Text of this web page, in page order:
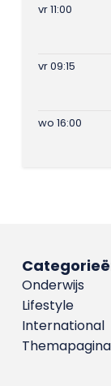
vr 11:00
vr 09:15
wo 16:00
Onderwijs
Lifestyle
International